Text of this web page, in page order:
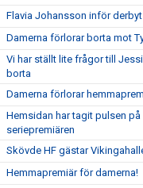
Flavia Johansson inför
Damerna förlorar borta mot
Vi har ställt lite frågor till
borta
Damerna förlorar
Hemsidan har tagit pulsen
seriepremiären
Skövde HF gästar
Hemmapremiär för damerna!